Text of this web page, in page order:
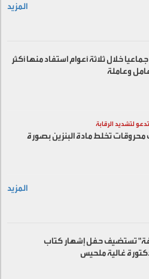
المزيد
خلال ثلاثة أعوام استفاد منها أكثر
لتشديد الرقابة
تخلط مادة البنزين بصورة
المزيد
تستضيف حفل إشهار كتاب
غالية ملحيس